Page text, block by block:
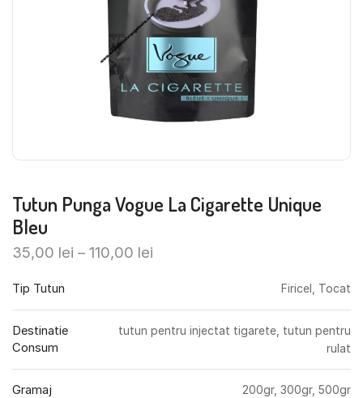
Tutun Punga Vogue La Cigarette Unique
Bleu
35,00 lei – 110,00 lei
Tip Tutun Firicel, Tocat
Destinatie
Consum
tutun pentru injectat tigarete, tutun pentru
rulat
Gramaj 200gr, 300gr, 500gr